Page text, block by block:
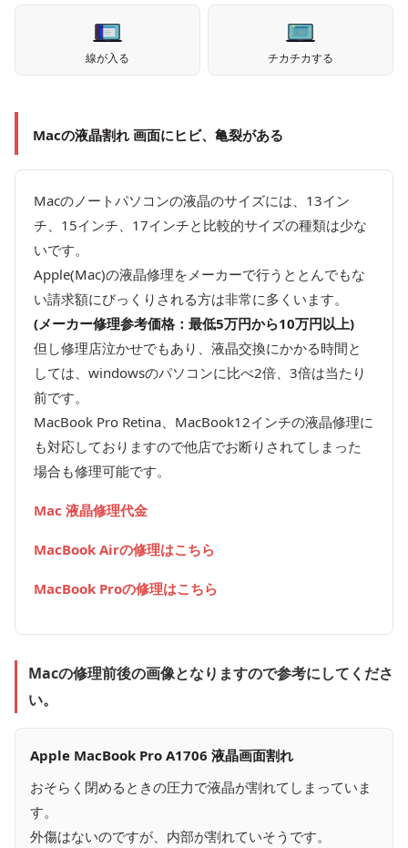
線が入る チカチカする
Macの液晶割れ 画面にヒビ、亀裂がある
Macのノートパソコンの液晶のサイズには、13イン
チ、15インチ、17インチと比較的サイズの種類は少な
いです。
Apple(Mac)の液晶修理をメーカーで行うととんでもな
い請求額にびっくりされる方は非常に多くいます。
(メーカー修理参考価格：最低5万円から10万円以上)
但し修理店泣かせでもあり、液晶交換にかかる時間と
しては、windowsのパソコンに比べ2倍、3倍は当たり
前です。
MacBook Pro Retina、MacBook12インチの液晶修理に
も対応しておりますので他店でお断りされてしまった
場合も修理可能です。
Mac 液晶修理代金
MacBook Airの修理はこちら
MacBook Proの修理はこちら
Macの修理前後の画像となりますので参考にしてくださ
い。
Apple MacBook Pro A1706 液晶画面割れ
おそらく閉めるときの圧力で液晶が割れてしまっていま
す。
外傷はないのですが、内部が割れていそうです。